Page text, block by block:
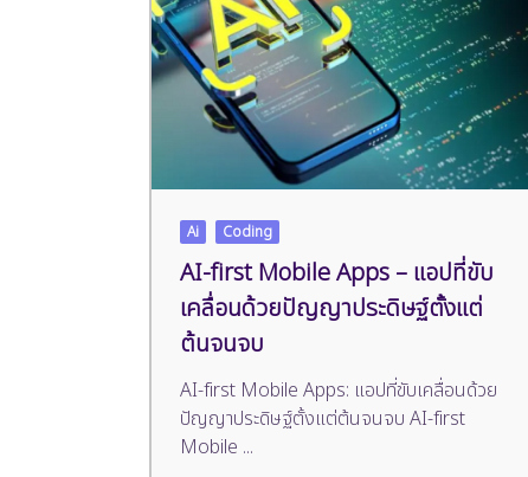
Ai Coding
AI-first Mobile Apps – แอปที่ขับ
เคลื่อนด้วยปัญญาประดิษฐ์ตั้งแต่
ต้นจนจบ
AI-first Mobile Apps: แอปที่ขับเคลื่อนด้วย
ปัญญาประดิษฐ์ตั้งแต่ต้นจนจบ AI-first
Mobile ...